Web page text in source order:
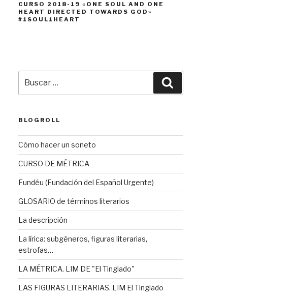
CURSO 2018-19 «ONE SOUL AND ONE
HEART DIRECTED TOWARDS GOD»
#1SOUL1HEART
por:
BLOGROLL
Cómo hacer un soneto
CURSO DE MÉTRICA
Fundéu (Fundación del Español Urgente)
GLOSARIO de términos literarios
La descripción
La lírica: subgéneros, figuras literarias,
estrofas…
LA MÉTRICA. LIM DE "El Tinglado"
LAS FIGURAS LITERARIAS. LIM El Tinglado